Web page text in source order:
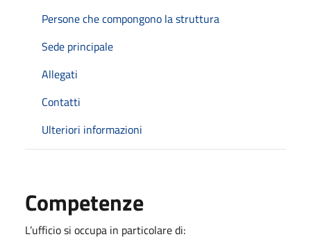
Persone che compongono la struttura
Sede principale
Allegati
Contatti
Ulteriori informazioni
Competenze
L’ufficio si occupa in particolare di: